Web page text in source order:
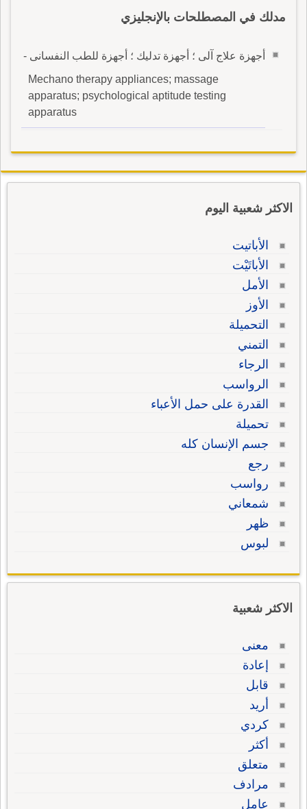
مدلك في المصطلحات بالإنجليزي
أجهزة علاج آلى ؛ أجهزة تدليك ؛ أجهزة للطب النفسانى -
Mechano therapy appliances; massage
apparatus; psychological aptitude testing
apparatus
الاكثر شعبية اليوم
الأباتيت
الأباتَيْت
الأمل
الأوز
التحميلة
التمني
الرجاء
الرواسب
القدرة على حمل الأعباء
تحميلة
جسم الإنسان كله
رجع
رواسب
شمعاني
ظهر
لبوس
الاكثر شعبية
معنى
إعادة
قابل
أريد
كردي
أكثر
متعلق
مرادف
عامل